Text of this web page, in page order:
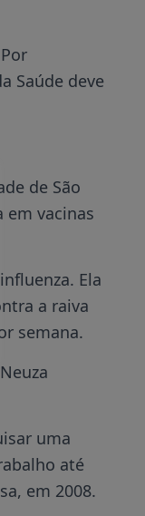
Saúde deve
de São
em vacinas
Ela
a raiva
semana.
uma
até
em 2008.